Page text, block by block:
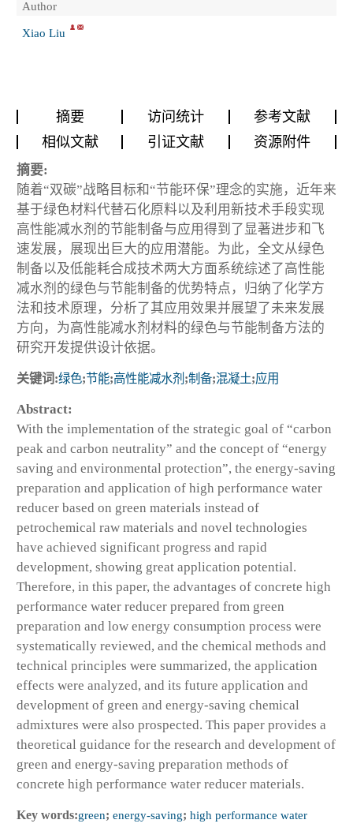
Author
Xiao Liu
摘要 访问统计
参考文献
相似文献
引证文献 资源附件
摘要:
随着“双碳”战略目标和“节能环保”理念的实施，近年来
基于绿色材料代替石化原料以及利用新技术手段实现
高性能减水剂的节能制备与应用得到了显著进步和飞
速发展，展现出巨大的应用潜能。为此，全文从绿色
制备以及低能耗合成技术两大方面系统综述了高性能
减水剂的绿色与节能制备的优势特点，归纳了化学方
法和技术原理，分析了其应用效果并展望了未来发展
方向，为高性能减水剂材料的绿色与节能制备方法的
研究开发提供设计依据。
关键词:绿色;节能;高性能减水剂 ;制备;混凝土;应用
Abstract:
With the implementation of the strategic goal of “carbon
peak and carbon neutrality” and the concept of “energy
saving and environmental protection”, the energy-saving
preparation and application of high performance water
reducer based on green materials instead of
petrochemical raw materials and novel technologies
have achieved significant progress and rapid
development, showing great application potential.
Therefore, in this paper, the advantages of concrete high
performance water reducer prepared from green
preparation and low energy consumption process were
systematically reviewed, and the chemical methods and
technical principles were summarized, the application
effects were analyzed, and its future application and
development of green and energy-saving chemical
admixtures were also prospected. This paper provides a
theoretical guidance for the research and development of
green and energy-saving preparation methods of
concrete high performance water reducer materials.
Key words:green; energy-saving; high performance water